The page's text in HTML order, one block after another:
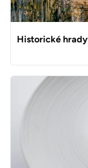
Historické hrady